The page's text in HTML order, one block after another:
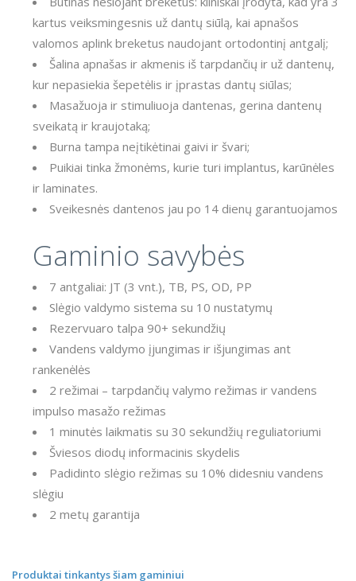
kartus veiksmingesnis už dantų siūlą, kai apnašos
valomos aplink breketus naudojant ortodontinį antgalį;
Šalina apnašas ir akmenis iš tarpdančių ir už dantenų,
kur nepasiekia šepetėlis ir įprastas dantų siūlas;
Masažuoja ir stimuliuoja dantenas, gerina dantenų
sveikatą ir kraujotaką;
Burna tampa neįtikėtinai gaivi ir švari;
Puikiai tinka žmonėms, kurie turi implantus, karūnėles
ir laminates.
Sveikesnės dantenos jau po 14 dienų garantuojamos
Gaminio savybės
7 antgaliai: JT (3 vnt.), TB, PS, OD, PP
Slėgio valdymo sistema su 10 nustatymų
Rezervuaro talpa 90+ sekundžių
Vandens valdymo įjungimas ir išjungimas ant
rankenėlės
2 režimai – tarpdančių valymo režimas ir vandens
impulso masažo režimas
1 minutės laikmatis su 30 sekundžių reguliatoriumi
Šviesos diodų informacinis skydelis
Padidinto slėgio režimas su 10% didesniu vandens
slėgiu
2 metų garantija
Produktai tinkantys šiam gaminiui